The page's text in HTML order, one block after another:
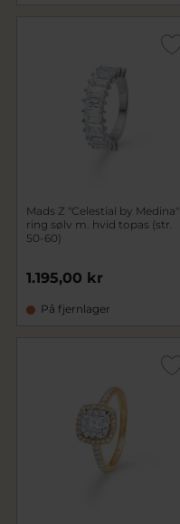
Mads Z "Celestial by Medina"
ring sølv m. hvid topas (str.
50-60)
1.195,00 kr
På fjernlager